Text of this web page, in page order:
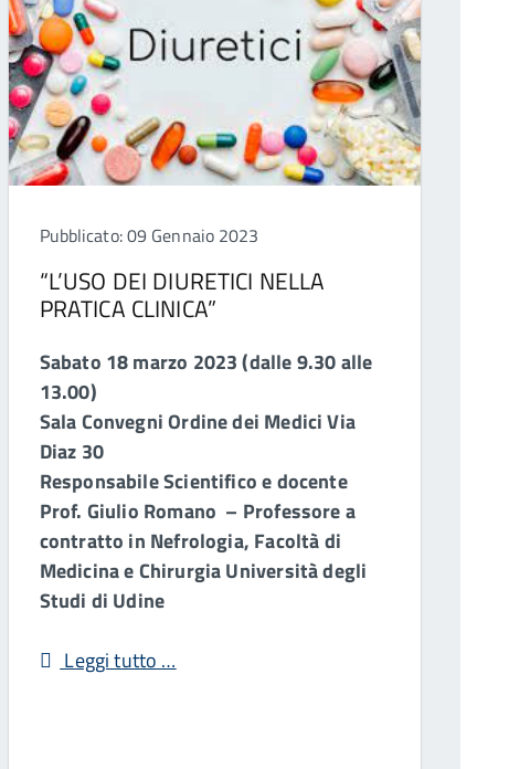
Pubblicato: 09 Gennaio 2023
“L’USO DEI DIURETICI NELLA
PRATICA CLINICA”
Sabato 18 marzo 2023 (dalle 9.30 alle
13.00)
Sala Convegni Ordine dei Medici Via
Diaz 30
Responsabile Scientifico e docente
Prof. Giulio Romano – Professore a
contratto in Nefrologia, Facoltà di
Medicina e Chirurgia Università degli
Studi di Udine
Leggi tutto …